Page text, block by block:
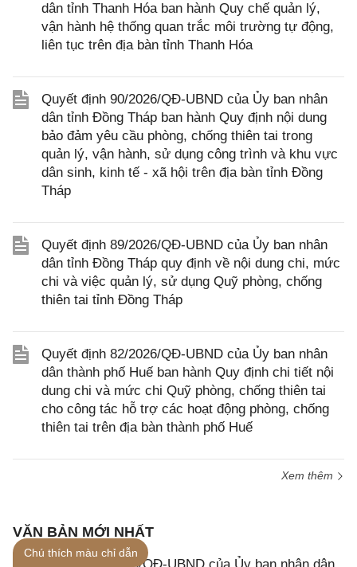
dân tỉnh Thanh Hóa ban hành Quy chế quản lý,
vận hành hệ thống quan trắc môi trường tự động,
liên tục trên địa bàn tỉnh Thanh Hóa
Quyết định 90/2026/QĐ-UBND của Ủy ban nhân
dân tỉnh Đồng Tháp ban hành Quy định nội dung
bảo đảm yêu cầu phòng, chống thiên tai trong
quản lý, vận hành, sử dụng công trình và khu vực
dân sinh, kinh tế - xã hội trên địa bàn tỉnh Đồng
Tháp
Quyết định 89/2026/QĐ-UBND của Ủy ban nhân
dân tỉnh Đồng Tháp quy định về nội dung chi, mức
chi và việc quản lý, sử dụng Quỹ phòng, chống
thiên tai tỉnh Đồng Tháp
Quyết định 82/2026/QĐ-UBND của Ủy ban nhân
dân thành phố Huế ban hành Quy định chi tiết nội
dung chi và mức chi Quỹ phòng, chống thiên tai
cho công tác hỗ trợ các hoạt động phòng, chống
thiên tai trên địa bàn thành phố Huế
Xem thêm
VĂN BẢN MỚI NHẤT
Chú thích màu chỉ dẫn